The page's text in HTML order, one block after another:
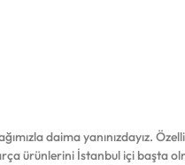
daima yanınızdayız.
ürünlerini İstanbul içi başta